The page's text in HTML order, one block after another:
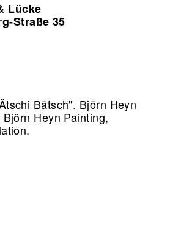
Lücke
Straße 35
Bätsch". Björn Heyn
Heyn Painting,